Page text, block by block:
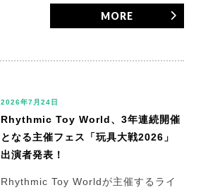
MORE
2026年7月24日
Rhythmic Toy World、3年連続開催
となる主催フェス「玩具大戦2026」
出演者発表！
Rhythmic Toy Worldが主催するライ